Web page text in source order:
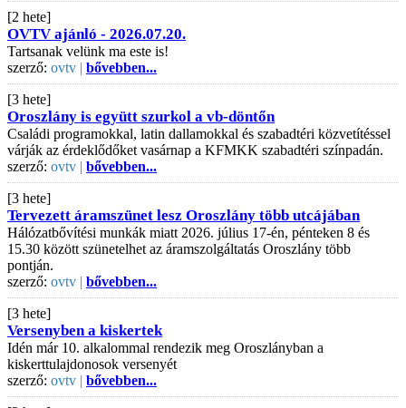
[2 hete]
OVTV ajánló - 2026.07.20.
Tartsanak velünk ma este is!
szerző: ovtv | bővebben...
[3 hete]
Oroszlány is együtt szurkol a vb-döntőn
Családi programokkal, latin dallamokkal és szabadtéri közvetítéssel
várják az érdeklődőket vasárnap a KFMKK szabadtéri színpadán.
szerző: ovtv | bővebben...
[3 hete]
Tervezett áramszünet lesz Oroszlány több utcájában
Hálózatbővítési munkák miatt 2026. július 17-én, pénteken 8 és
15.30 között szünetelhet az áramszolgáltatás Oroszlány több
pontján.
szerző: ovtv | bővebben...
[3 hete]
Versenyben a kiskertek
Idén már 10. alkalommal rendezik meg Oroszlányban a
kiskerttulajdonosok versenyét
szerző: ovtv | bővebben...